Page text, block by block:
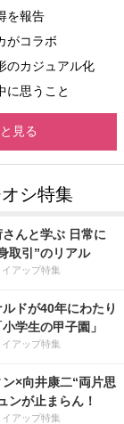
を報告
がコラボ
のカジュアル化
に思うこと
見る
さんと学ぶ 日常に
取引”のリアル
アップ特集
ドが40年にわたり
学生の甲子園」
アップ特集
×向井康二“両片思
ンが止まらん！
アップ特集